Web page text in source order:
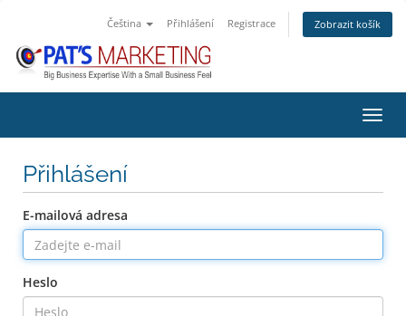
Čeština Přihlášení Registrace Zobrazit košík
Přihlášení
E-mailová adresa
Heslo